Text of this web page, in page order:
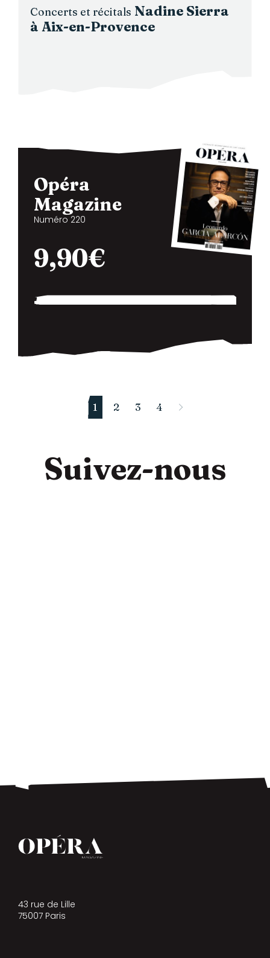
Concerts et récitals Nadine Sierra
à Aix-en-Provence
Opéra
Magazine
Numéro 220
9,90€
1 2 3 4
Suivez-nous
43 rue de Lille
75007 Paris